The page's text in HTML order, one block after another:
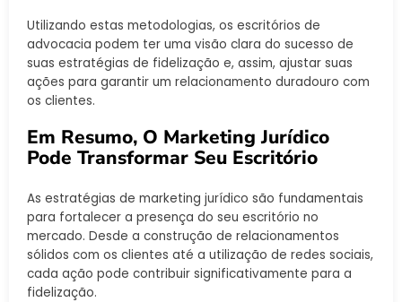
Utilizando estas metodologias, os escritórios de
advocacia podem ter uma visão clara do sucesso de
suas estratégias de fidelização e, assim, ajustar suas
ações para garantir um relacionamento duradouro com
os clientes.
Em Resumo, O Marketing Jurídico
Pode Transformar Seu Escritório
As estratégias de marketing jurídico são fundamentais
para fortalecer a presença do seu escritório no
mercado. Desde a construção de relacionamentos
sólidos com os clientes até a utilização de redes sociais,
cada ação pode contribuir significativamente para a
fidelização.